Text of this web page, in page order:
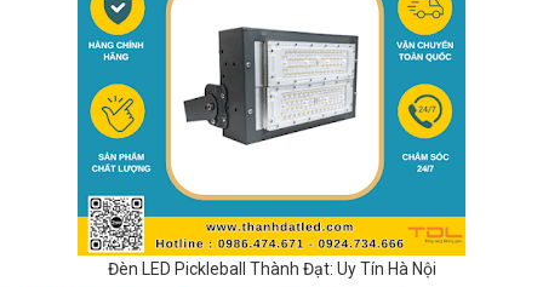
Đèn LED Pickleball Thành Đạt: Uy Tín Hà Nội